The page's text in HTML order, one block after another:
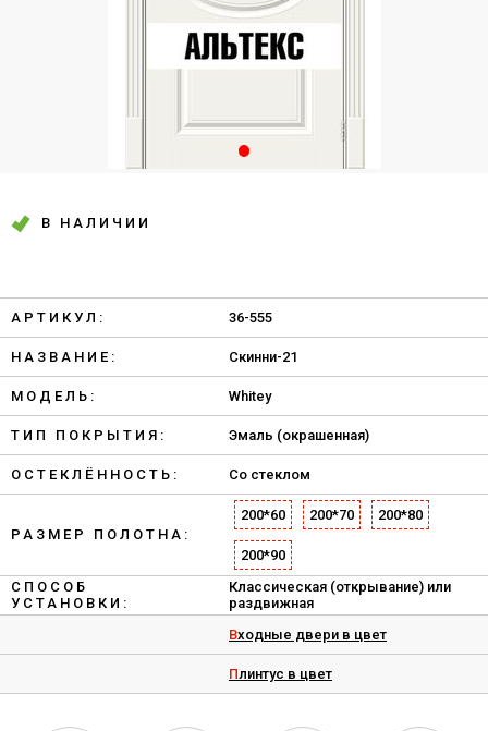
В НАЛИЧИИ
АРТИКУЛ: 36-555
НАЗВАНИЕ: Скинни-21
МОДЕЛЬ: Whitey
ТИП ПОКРЫТИЯ: Эмаль (окрашенная)
ОСТЕКЛЁННОСТЬ: Со стеклом
РАЗМЕР ПОЛОТНА:
200*60 200*70 200*80
200*90
СПОСОБ
УСТАНОВКИ:
Классическая (открывание) или
раздвижная
Входные двери в цвет
Плинтус в цвет